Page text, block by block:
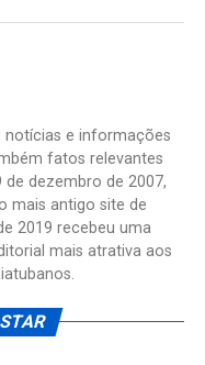
notícias e informações
fatos relevantes
dezembro de 2007,
mais antigo site de
2019 recebeu uma
mais atrativa aos